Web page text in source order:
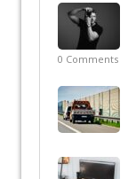
0 Comments